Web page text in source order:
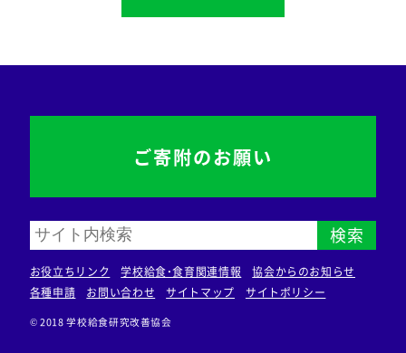
検索
お役立ちリンク 学校給食・食育関連情報
協会からのお知らせ
各種申請
お問い合わせ サイトマップ サイトポリシー
© 2018 学校給食研究改善協会
ご寄附のお願い